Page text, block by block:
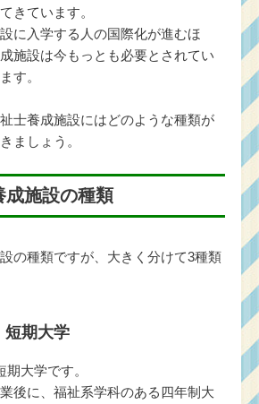
きています。
に入学する人の国際化が進むほ
施設は今もっとも必要とされてい
す。
士養成施設にはどのような種類が
ましょう。
成施設の種類
の種類ですが、大きく分けて3種類
短期大学
大学です。
後に、福祉系学科のある四年制大